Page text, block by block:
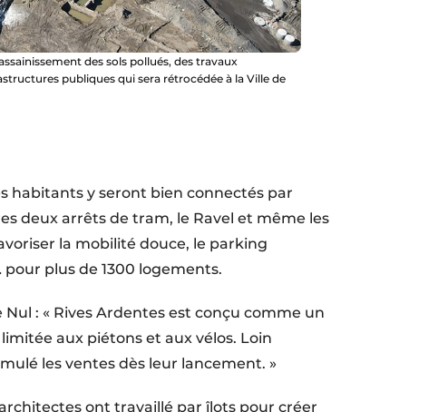
des sols pollués, des travaux
publiques qui sera rétrocédée à la Ville de
habitants y seront bien connectés par
deux arrêts de tram, le Ravel et même les
la mobilité douce, le parking
plus de 1300 logements.
: « Rives Ardentes est conçu comme un
aux piétons et aux vélos. Loin
les ventes dès leur lancement. »
ont travaillé par îlots pour créer